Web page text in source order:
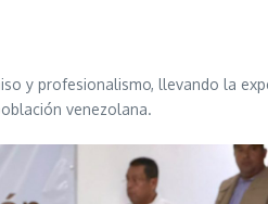
y profesionalismo, llevando la
venezolana.